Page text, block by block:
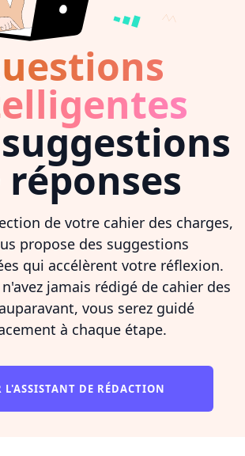
réponses
de votre cahier des charges,
propose des suggestions
qui accélèrent votre réflexion.
jamais rédigé de cahier des
vous serez guidé
à chaque étape.
L'ASSISTANT DE RÉDACTION